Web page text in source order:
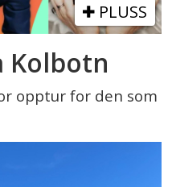
PLUSS
Kolbotn
opptur for den som